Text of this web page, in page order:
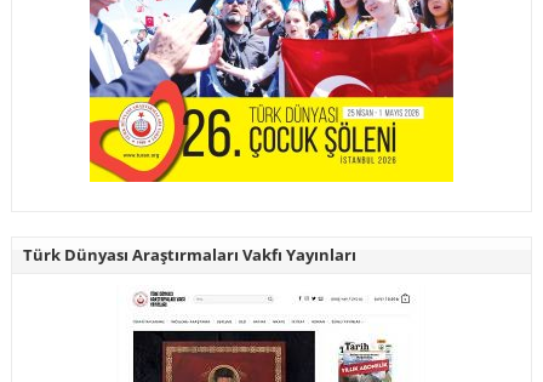
Türk Dünyası Araştırmaları Vakfı Yayınları